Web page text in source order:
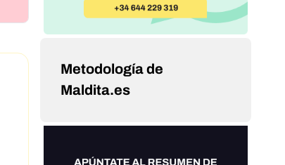
Metodología de
Maldita.es